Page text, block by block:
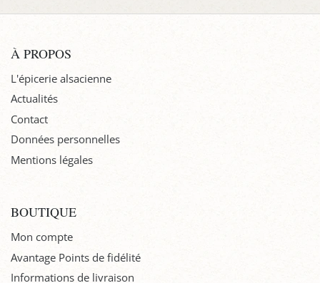
À PROPOS
L'épicerie alsacienne
Actualités
Contact
Données personnelles
Mentions légales
BOUTIQUE
Mon compte
Avantage Points de fidélité
Informations de livraison